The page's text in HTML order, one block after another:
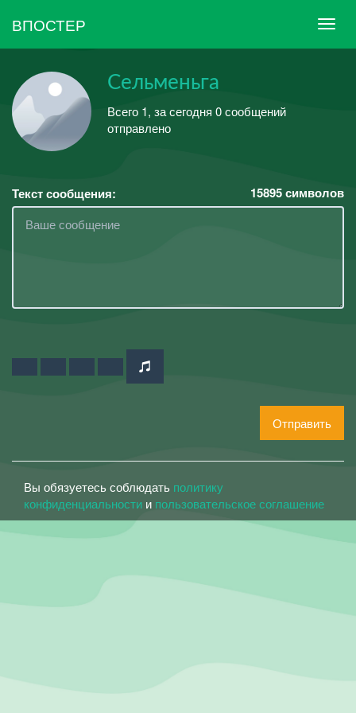
ВПОСТЕР
Сельменьга
Всего 1, за сегодня 0 сообщений
отправлено
Текст сообщения: 15895символов
Отправить
Вы обязуетесь соблюдать политику
конфиденциальности и пользовательское соглашение